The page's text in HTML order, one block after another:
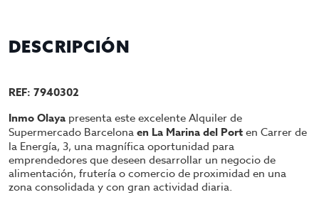
DESCRIPCIÓN
REF: 7940302
Inmo Olaya presenta este excelente Alquiler de
Supermercado Barcelonaen La Marina del Porten Carrer de
la Energía, 3, una magnífica oportunidad para
emprendedores que deseen desarrollar un negocio de
alimentación, frutería o comercio de proximidad en una
zona consolidada y con gran actividad diaria.